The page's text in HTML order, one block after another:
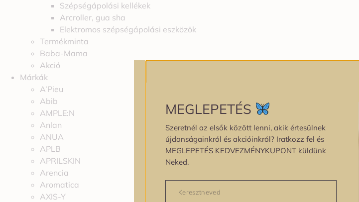
Szépségápolási kellékek
Arcroller, gua sha
Elektromos szépségápolási eszközök
Termékminta
Baba-Mama
Akció
Márkák
A’Pieu
Abib
AMPLE:N
Anlan
ANUA
APLB
APRILSKIN
Arencia
Aromatica
AXIS-Y
MEGLEPETÉS
Szeretnél az elsők között lenni, akik értesülnek
újdonságainkról és akcióinkról? Iratkozz fel és
MEGLEPETÉS KEDVEZMÉNYKUPONT küldünk
Neked.